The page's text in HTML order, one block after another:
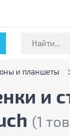
и планшеты
и
(1